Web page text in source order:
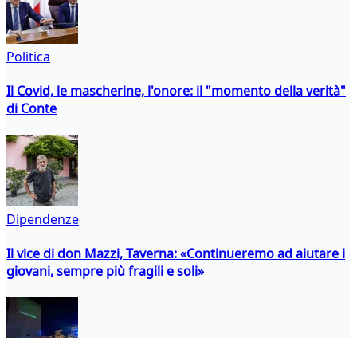
Politica
Il Covid, le mascherine, l'onore: il "momento della verità"
di Conte
Dipendenze
Il vice di don Mazzi, Taverna: «Continueremo ad aiutare i
giovani, sempre più fragili e soli»